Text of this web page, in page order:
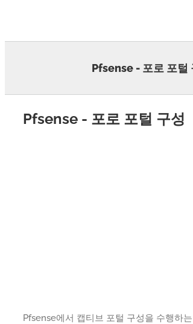
Pfsense - 포로 포털
Pfsense - 포로 포털 구성
Pfsense에서 캡티브 포털 구성을 수행하